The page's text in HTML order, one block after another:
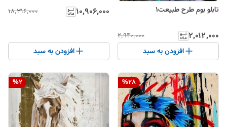
تابلو بوم طرح طبیعت۱
۲٬۰۱۲٬۰۰۰ ۲٬۹۴۰٬۰۰۰
افزودن به سبد
۱۰٬۹۰۶٬۰۰۰ ۱۸٬۳۱۶٬۰۰۰
افزودن به سبد
%28
%2